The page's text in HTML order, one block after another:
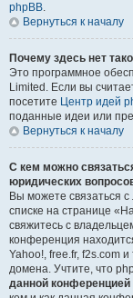
phpBB.
Вернуться к началу
Почему здесь нет
Это программное
Limited. Если вы
посетите Центр идей
поданные идеи или
Вернуться к началу
С кем можно
юридических
Вы можете связаться
списке на странице
свяжитесь с
конференция
Yahoo!, free.fr, f2s.com
домена. Учтите, что
данной конференцией